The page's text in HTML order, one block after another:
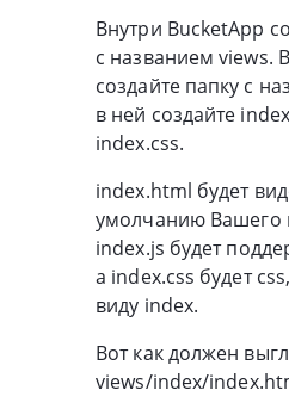
Внутри BucketApp
с названием views.
создайте папку с
в ней создайте
index.css.
index.html будет
умолчанию Вашего
index.js будет
а index.css будет
виду index.
Вот как должен
views/index/